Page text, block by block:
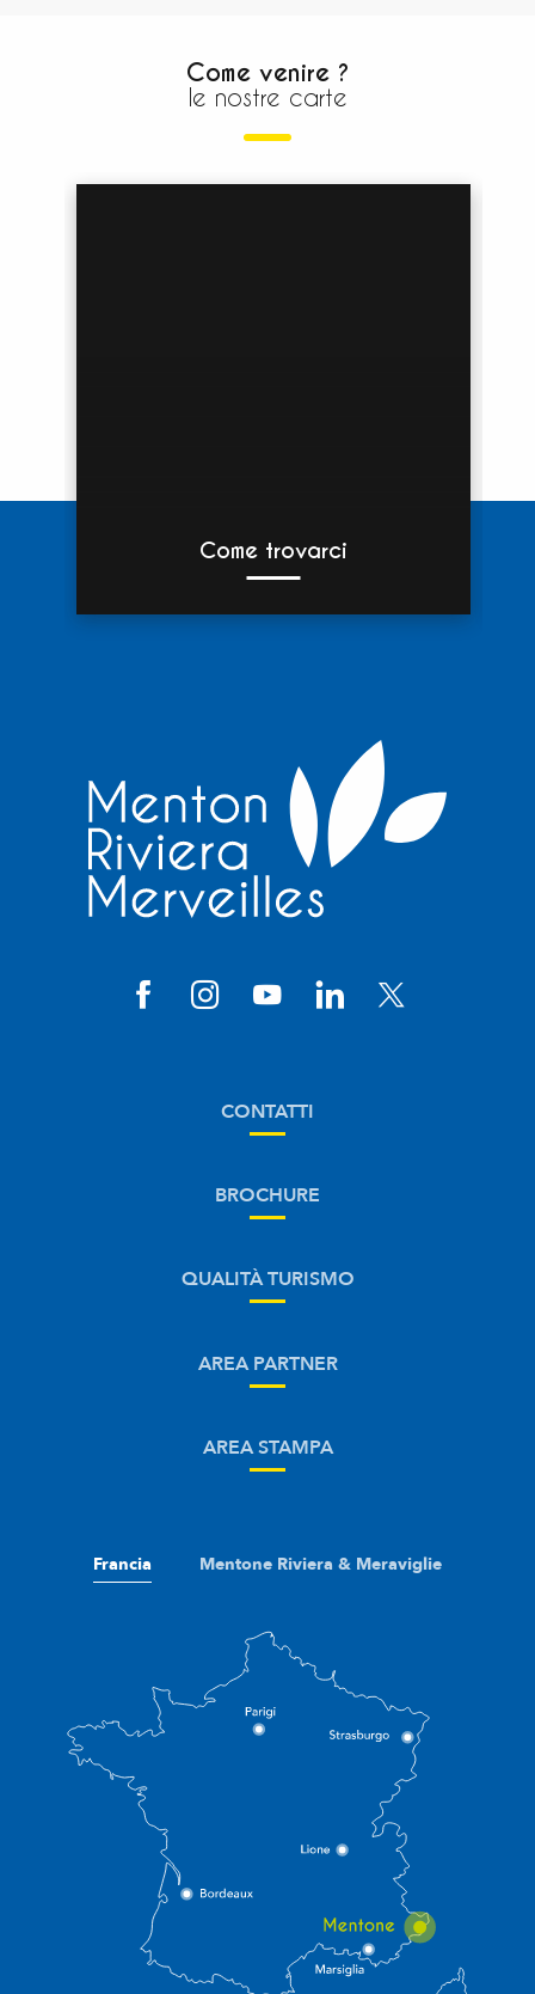
Come venire ?
le nostre carte
Come trovarci
CONTATTI
BROCHURE
QUALITÀ TURISMO
AREA PARTNER
AREA STAMPA
Francia Mentone Riviera & Meraviglie